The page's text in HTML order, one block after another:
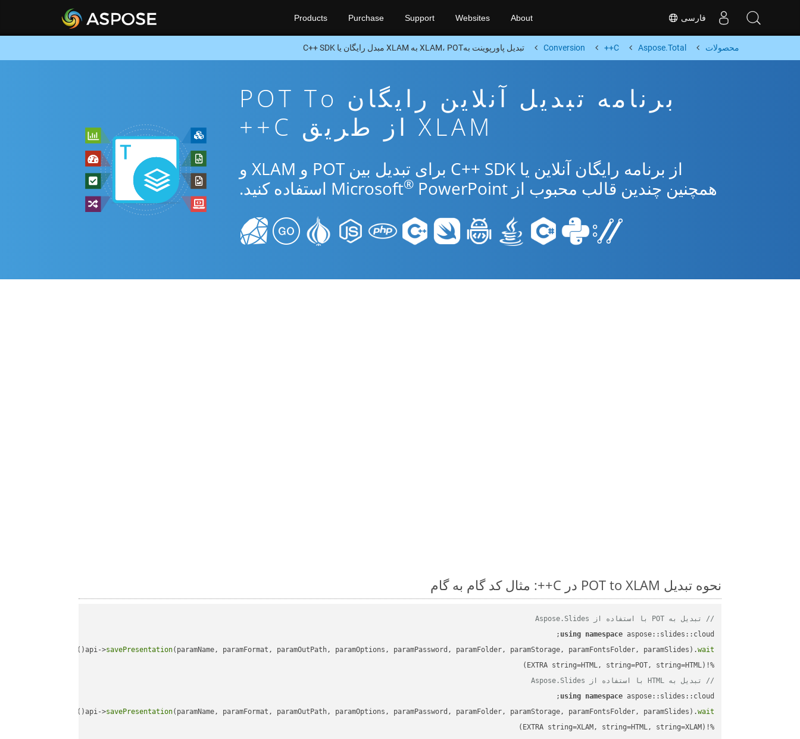
فارسی Products Purchase Support Websites About
محصولات Aspose.Total
C++
Conversion تبدیل پاورپوینت بهXLAM، POT به XLAM مبدل رایگان یا C++ SDK
برنامه تبدیل آنلاین رایگان POT To
XLAM از طریق C++
از برنامه رایگان آنلاین یا C++ SDK برای تبدیل بین POT و XLAM و
همچنین چندین قالب محبوب از Microsoft
® PowerPoint استفاده کنید.
نحوه تبدیل POT to XLAM در C++: مثال کد گام به گام
// تبدیل به POT با استفاده از Aspose.Slides
using namespace
api->savePresentation(paramName, paramFormat, paramOutPath, paramOptions, paramPassword, paramFolder, paramStorage, paramFontsFolder, paramSlides).wait
%!(EXTRA string=HTML, string=POT, string=HTML)
// تبدیل به HTML با استفاده از Aspose.Slides
using namespace
api->savePresentation(paramName, paramFormat, paramOutPath, paramOptions, paramPassword, paramFolder, paramStorage, paramFontsFolder, paramSlides).wait
%!(EXTRA string=XLAM, string=HTML, string=XLAM)